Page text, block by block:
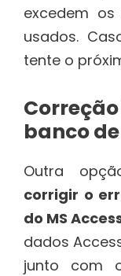
excedem
usados.
tente o
banco
Outra
corrigir o
do MS
dados
junto com